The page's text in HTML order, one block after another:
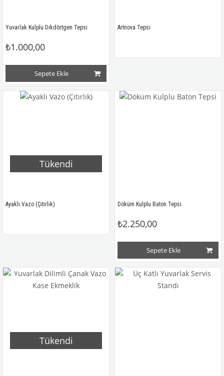
Yuvarlak Kulplu Dikdörtgen Tepsi
₺1.000,00
Sepete Ekle
Artnova Tepsi
Tükendi
Ayaklı Vazo (Çıtırlık) Döküm Kulplu Baton Tepsi
₺2.250,00
Sepete Ekle
Tükendi